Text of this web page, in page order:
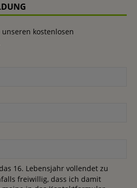
kostenlosen
16. Lebensjahr vollendet zu
freiwillig, dass ich damit